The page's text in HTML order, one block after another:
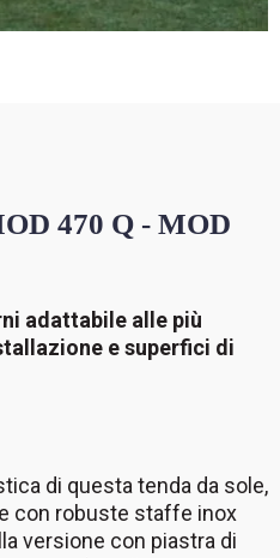
470 Q - MOD
adattabile alle più
e superfici di
di questa tenda da sole,
con robuste staffe inox
versione con piastra di